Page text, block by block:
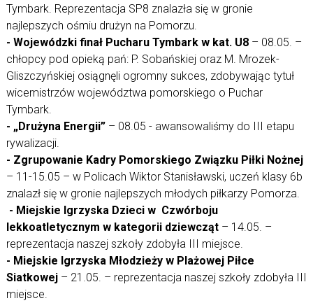
Tymbark. Reprezentacja SP8 znalazła się w gronie
najlepszych ośmiu drużyn na Pomorzu.
- Wojewódzki finał Pucharu Tymbark w kat. U8– 08.05. –
chłopcy pod opieką pań: P. Sobańskiej oraz M. Mrozek-
Gliszczyńskiej osiągnęli ogromny sukces, zdobywając tytuł
wicemistrzów województwa pomorskiego o Puchar
Tymbark.
- „Drużyna Energii”– 08.05 - awansowaliśmy do III etapu
rywalizacji.
- Zgrupowanie Kadry Pomorskiego Związku Piłki Nożnej
– 11-15.05 – w Policach Wiktor Stanisławski, uczeń klasy 6b
znalazł się w gronie najlepszych młodych piłkarzy Pomorza.
- Miejskie Igrzyska Dzieci w Czwórboju
lekkoatletycznym w kategorii dziewcząt– 14.05. –
reprezentacja naszej szkoły zdobyła III miejsce.
- Miejskie Igrzyska Młodzieży w Plażowej Piłce
Siatkowej– 21.05. – reprezentacja naszej szkoły zdobyła III
miejsce.